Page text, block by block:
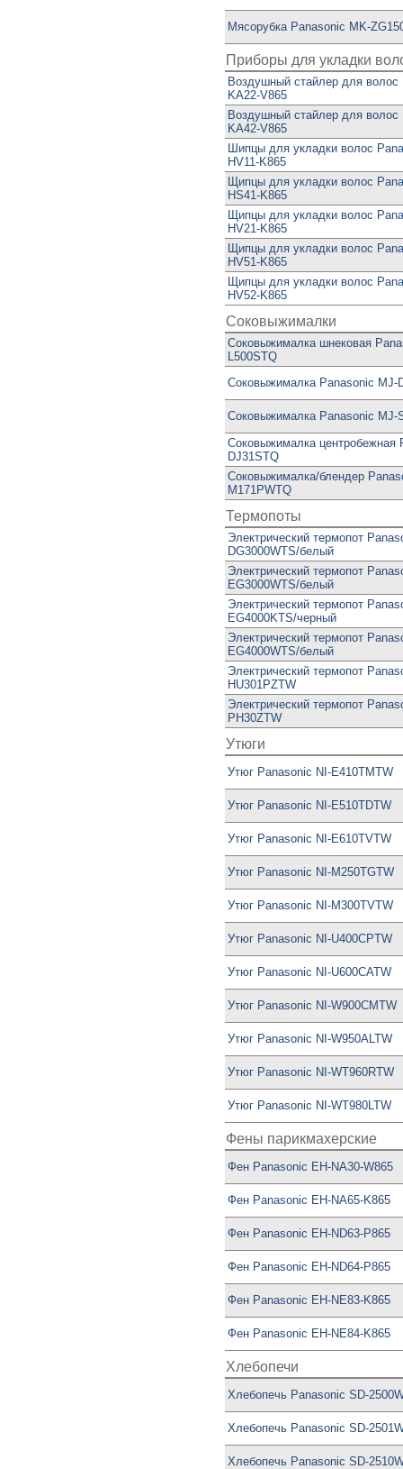
Мясорубка Panasonic MK-
Приборы для укладки
Воздушный стайлер для волос
KA22-V865
Воздушный стайлер для волос
KA42-V865
Шипцы для укладки волос
HV11-K865
Щипцы для укладки волос
HS41-K865
Щипцы для укладки волос
HV21-K865
Щипцы для укладки волос
HV51-K865
Щипцы для укладки волос
HV52-K865
Соковыжималки
Cоковыжималка шнековая
L500STQ
Соковыжималка Panasonic MJ-
Соковыжималка Panasonic MJ-
Соковыжималка центробежная
DJ31STQ
Соковыжималка/блендер
M171PWTQ
Термопоты
Электрический термопот
DG3000WTS/белый
Электрический термопот
EG3000WTS/белый
Электрический термопот
EG4000KTS/черный
Электрический термопот
EG4000WTS/белый
Электрический термопот
HU301PZTW
Электрический термопот
PH30ZTW
Утюги
Утюг Panasonic NI-E410TMTW
Утюг Panasonic NI-E510TDTW
Утюг Panasonic NI-E610TVTW
Утюг Panasonic NI-M250TGTW
Утюг Panasonic NI-M300TVTW
Утюг Panasonic NI-U400CPTW
Утюг Panasonic NI-U600CATW
Утюг Panasonic NI-W900CMTW
Утюг Panasonic NI-W950ALTW
Утюг Panasonic NI-WT960RTW
Утюг Panasonic NI-WT980LTW
Фены парикмахерские
Фен Panasonic EH-NA30-W865
Фен Panasonic EH-NA65-K865
Фен Panasonic EH-ND63-P865
Фен Panasonic EH-ND64-P865
Фен Panasonic EH-NE83-K865
Фен Panasonic EH-NE84-K865
Хлебопечи
Хлебопечь Panasonic SD-
Хлебопечь Panasonic SD-
Хлебопечь Panasonic SD-